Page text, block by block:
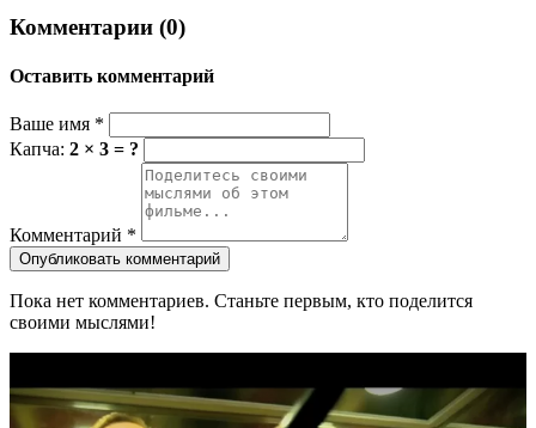
Комментарии (0)
Оставить комментарий
Ваше имя *
Капча: 2 × 3 = ?
Комментарий *
Опубликовать комментарий
Пока нет комментариев. Станьте первым, кто поделится
своими мыслями!